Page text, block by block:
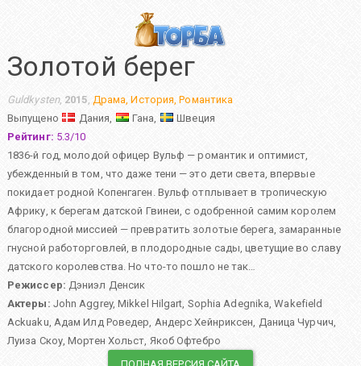
Золотой берег
Guldkysten, 2015, Драма,История,Романтика
Выпущено
Дания, Гана,
Швеция
Рейтинг: 5.3/10
1836-й год, молодой офицер Вульф — романтик и оптимист,
убежденный в том, что даже тени — это дети света, впервые
покидает родной Копенгаген. Вульф отплывает в тропическую
Африку, к берегам датской Гвинеи, с одобренной самим королем
благородной миссией — превратить золотые берега, замаранные
гнусной работорговлей, в плодородные сады, цветущие во славу
датского королевства. Но что-то пошло не так…
Режиссер: Дэниэл Денсик
Актеры: John Aggrey,Mikkel Hilgart, Sophia Adegnika,Wakefield
Ackuaku, Адам Илд Роведер, Андерс Хейнриксен, Даница Чурчич,
Луиза Скоу,Мортен Хольст, Якоб Офтебро